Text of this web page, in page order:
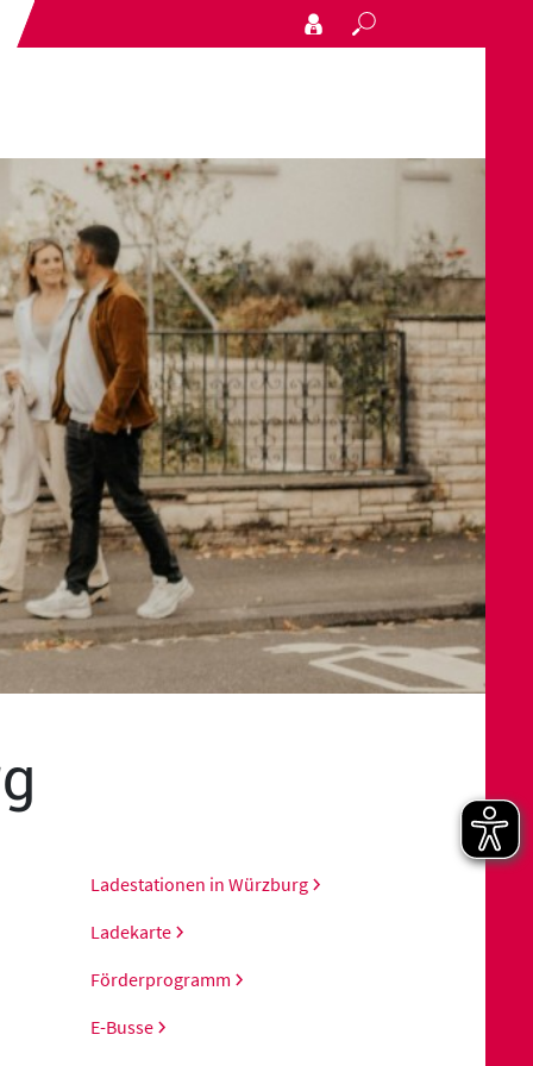
Ladestationen in Würzburg
Ladekarte
Förderprogramm
E-Busse